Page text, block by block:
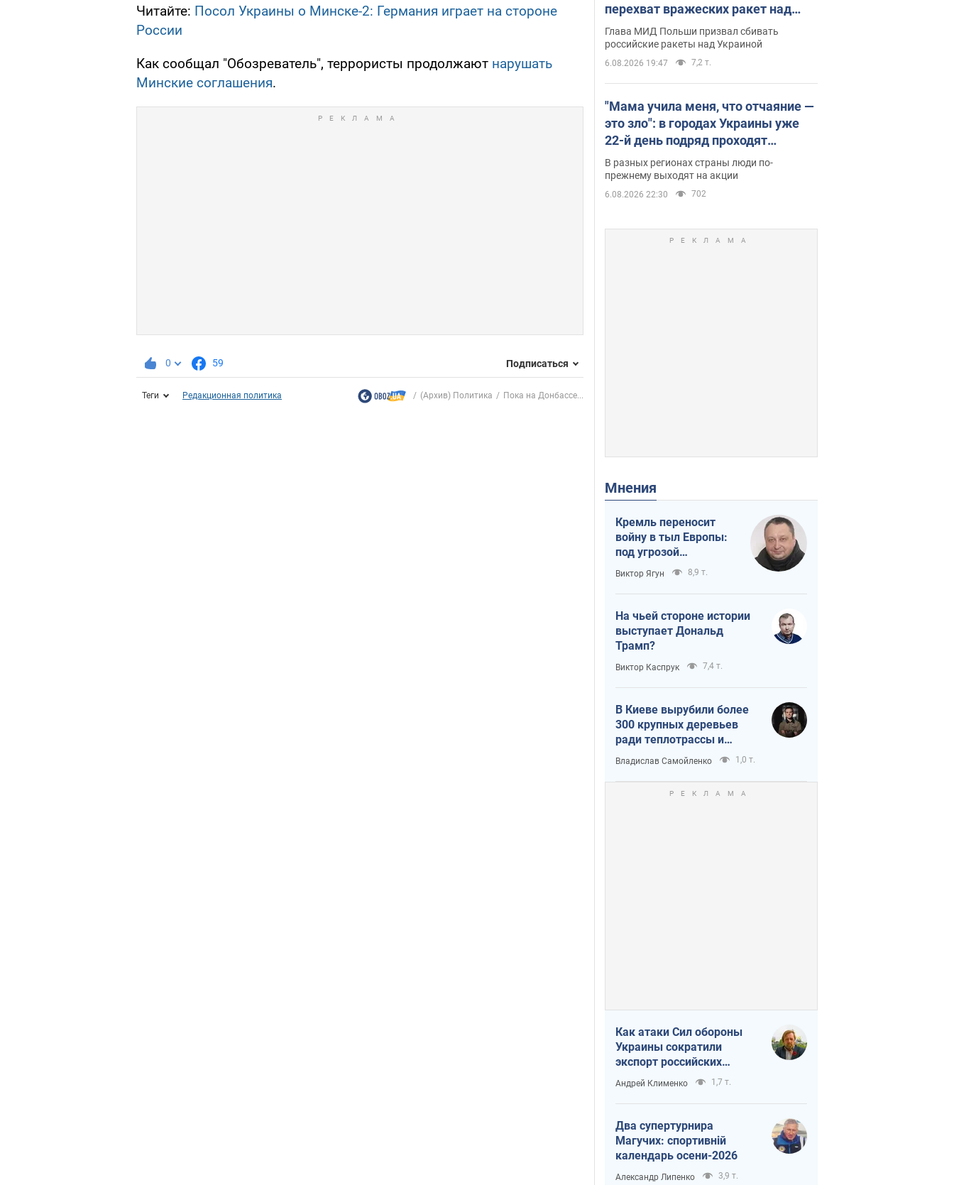
Читайте: Посол Украины о Минске-2: Германия играет на стороне
России
Как сообщал "Обозреватель", террористы продолжают нарушать
Минские соглашения.
0 59 Подписаться
Теги Редакционная политика (Архив) Политика Пока на Донбассе...
перехват вражеских ракет над
Украиной
Глава МИД Польши призвал сбивать
российские ракеты над Украиной
6.08.2026 19:47 7,2 т.
"Мама учила меня, что отчаяние —
это зло": в городах Украины уже
22-й день подряд проходят
массовые митинги за
возвращение Федорова. Фото и
видео
В разных регионах страны люди по-
прежнему выходят на акции
6.08.2026 22:30 702
Мнения
Кремль переносит
войну в тыл Европы:
под угрозой
критическая
логистика
Виктор Ягун 8,9 т.
На чьей стороне истории
выступает Дональд
Трамп?
Виктор Каспрук 7,4 т.
В Киеве вырубили более
300 крупных деревьев
ради теплотрассы и
вопреки Генплану
Владислав Самойленко 1,0 т.
Как атаки Сил обороны
Украины сократили
экспорт российских
нефтепродуктов
Андрей Клименко 1,7 т.
Два супертурнира
Магучих: спортивній
календарь осени-2026
Александр Липенко 3,9 т.